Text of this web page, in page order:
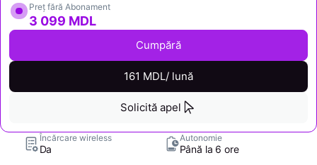
Preț fără Abonament
3 099 MDL
Cumpără
161 MDL/ lună
Solicită apel
Încărcare wireless
Da
Autonomie
Până la 6 ore